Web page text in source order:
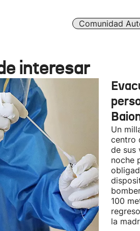
Comunidad
interesar
Un
centro
de sus
noche
100
la